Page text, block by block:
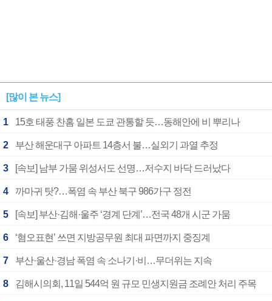
[많이 본 뉴스]
1 15호 태풍 찬홈 일본 도쿄 관통할 듯…동해안에 비 뿌리나
2 부산 해운대구 아파트 14층서 불…실외기 과열 추정
3 [속보] 남부 가뭄 위성서도 선명…저수지 바닥 드러났다
4 까마귀 탓?…폭염 속 부산 북구 986가구 정전
5 [속보] 부산·김해·울주 ‘경계 단계’…전국 48개 시군 가뭄
6 ‘혐오표현’ 쓰면 지방공무원 최대 파면까지 중징계
7 부산·울산·경남 폭염 속 소나기·비…무더위는 지속
8 김해시의회, 11일 544억 원 규모 민생지원금 조례안 처리 주목